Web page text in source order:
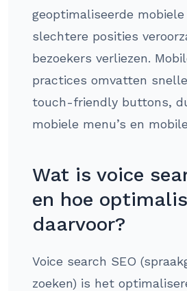
geoptimaliseerde
slechtere posities
bezoekers verliezen.
practices omvatten
touch-friendly buttons,
mobiele menu’s en
Wat is voice
en hoe
daarvoor?
Voice search SEO
zoeken) is het